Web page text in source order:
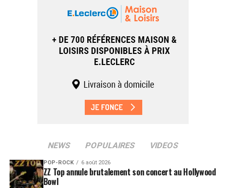
NEWS POPULAIRES VIDEOS
POP-ROCK 6 août 2026
ZZ Top annule brutalement son concert au Hollywood
Bowl